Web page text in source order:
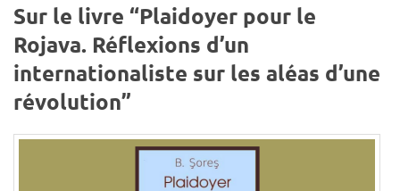
Sur le livre “Plaidoyer pour le
Rojava. Réflexions d’un
internationaliste sur les aléas d’une
révolution”